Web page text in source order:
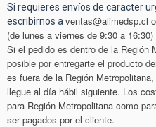
Si requieres envíos de caracter
escribirnos a ventas@alimedsp.cl
(de lunes a viernes de 9:30 a
Si el pedido es dentro de la Región
posible por entregarte el producto
es fuera de la Región
llegue al día hábil siguiente. Los
para Región Metropolitana como
ser pagados por el cliente.